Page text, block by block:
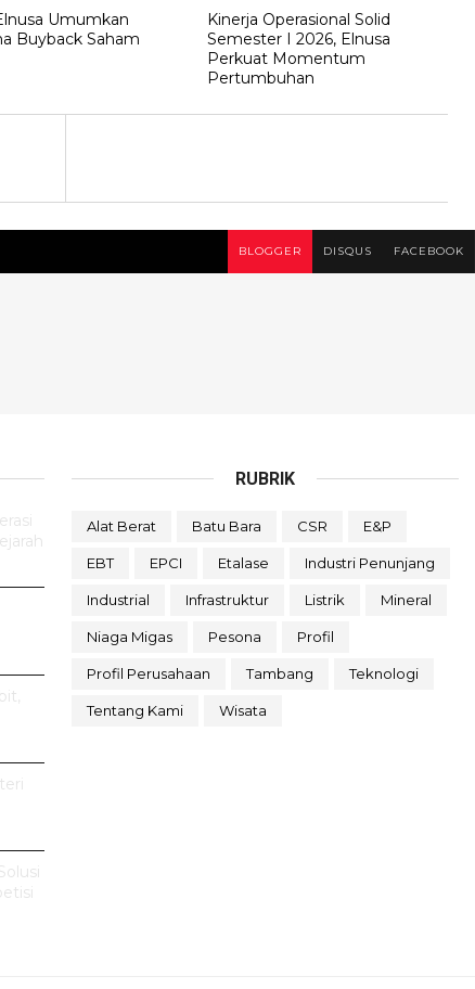
Umumkan
Buyback Saham
Kinerja Operasional Solid
Semester I 2026, Elnusa
Perkuat Momentum
Pertumbuhan
BLOGGER DISQUS FACEBOOK
RUBRIK
Alat Berat Batu Bara CSR E&P
EBT EPCI Etalase Industri Penunjang
Industrial Infrastruktur Listrik Mineral
Niaga Migas Pesona Profil
Profil Perusahaan Tambang Teknologi
Tentang Kami Wisata